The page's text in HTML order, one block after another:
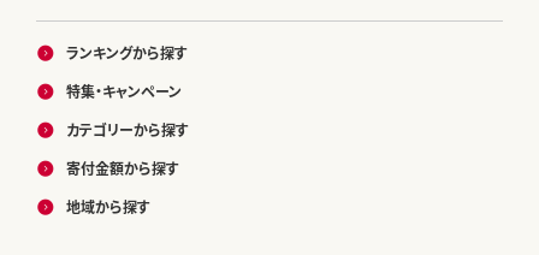
ランキングから探す
特集・キャンペーン
カテゴリーから探す
寄付金額から探す
地域から探す